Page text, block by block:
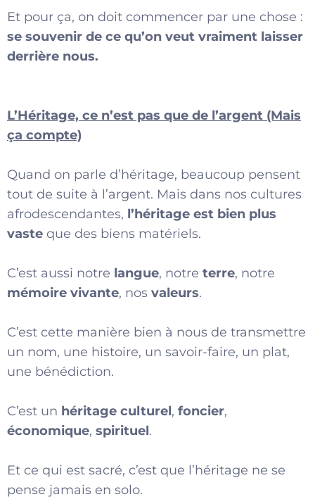
Et pour ça, on doit commencer par une chose :
se souvenir de ce qu’on veut vraiment laisser
derrière nous.
L’Héritage, ce n’est pas que de l’argent (Mais
ça compte)
Quand on parle d’héritage, beaucoup pensent
tout de suite à l’argent. Mais dans nos cultures
afrodescendantes, l’héritage est bien plus
vaste que des biens matériels.
C’est aussi notre langue, notre terre, notre
mémoire vivante, nos valeurs.
C’est cette manière bien à nous de transmettre
un nom, une histoire, un savoir-faire, un plat,
une bénédiction.
C’est un héritage culturel, foncier,
économique, spirituel.
Et ce qui est sacré, c’est que l’héritage ne se
pense jamais en solo.